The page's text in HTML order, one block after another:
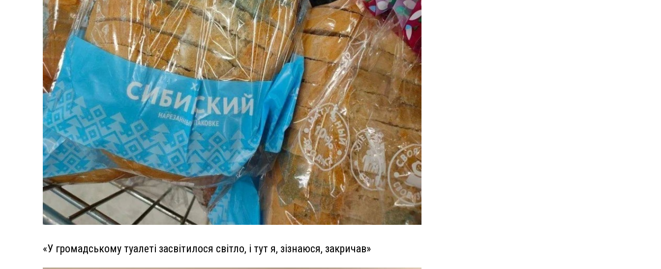
«У громадському туалеті засвітилося світло, і тут я, зізнаюся, закричав»